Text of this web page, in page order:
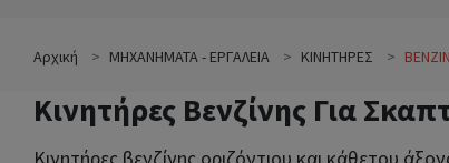
Αρχική ΜΗΧΑΝΗΜΑΤΑ - ΕΡΓΑΛΕΙΑ ΚΙΝΗΤΗΡΕΣ
Κινητήρες Βενζίνης Για